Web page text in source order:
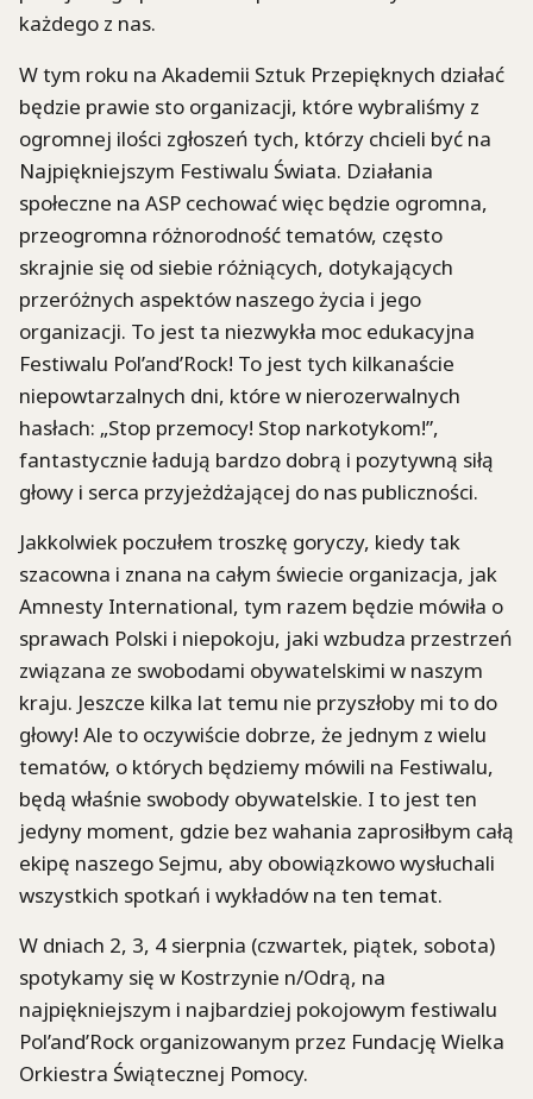
każdego z nas.
W tym roku na Akademii Sztuk Przepięknych działać
będzie prawie sto organizacji, które wybraliśmy z
ogromnej ilości zgłoszeń tych, którzy chcieli być na
Najpiękniejszym Festiwalu Świata. Działania
społeczne na ASP cechować więc będzie ogromna,
przeogromna różnorodność tematów, często
skrajnie się od siebie różniących, dotykających
przeróżnych aspektów naszego życia i jego
organizacji. To jest ta niezwykła moc edukacyjna
Festiwalu Pol’and’Rock! To jest tych kilkanaście
niepowtarzalnych dni, które w nierozerwalnych
hasłach: „Stop przemocy! Stop narkotykom!”,
fantastycznie ładują bardzo dobrą i pozytywną siłą
głowy i serca przyjeżdżającej do nas publiczności.
Jakkolwiek poczułem troszkę goryczy, kiedy tak
szacowna i znana na całym świecie organizacja, jak
Amnesty International, tym razem będzie mówiła o
sprawach Polski i niepokoju, jaki wzbudza przestrzeń
związana ze swobodami obywatelskimi w naszym
kraju. Jeszcze kilka lat temu nie przyszłoby mi to do
głowy! Ale to oczywiście dobrze, że jednym z wielu
tematów, o których będziemy mówili na Festiwalu,
będą właśnie swobody obywatelskie. I to jest ten
jedyny moment, gdzie bez wahania zaprosiłbym całą
ekipę naszego Sejmu, aby obowiązkowo wysłuchali
wszystkich spotkań i wykładów na ten temat.
W dniach 2, 3, 4 sierpnia (czwartek, piątek, sobota)
spotykamy się w Kostrzynie n/Odrą, na
najpiękniejszym i najbardziej pokojowym festiwalu
Pol’and’Rock organizowanym przez Fundację Wielka
Orkiestra Świątecznej Pomocy.